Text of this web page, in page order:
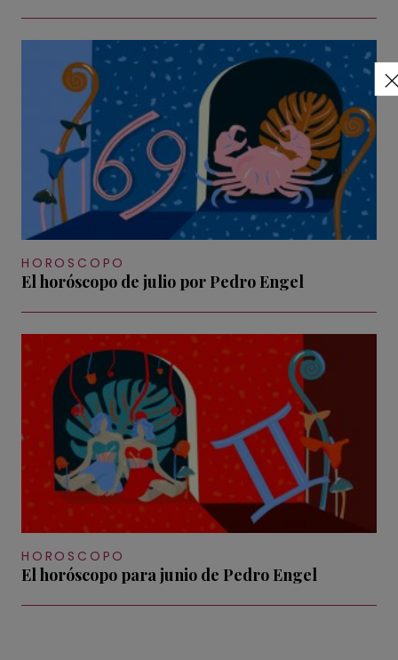
HOROSCOPO
El horóscopo de julio por Pedro Engel
HOROSCOPO
El horóscopo para junio de Pedro Engel